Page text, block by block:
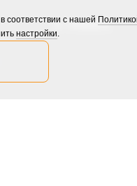
О TRADEX
соответствии с нашей
настройки.